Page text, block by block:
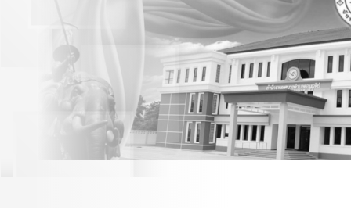
รายงานผลการประเมินระดับ
คุณธรรมและความ
โปร่งใส(ITA) 30/09/64